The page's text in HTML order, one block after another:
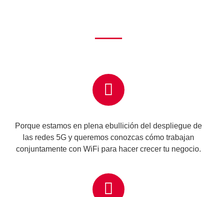
Porque estamos en plena ebullición del despliegue de
las redes 5G y queremos conozcas cómo trabajan
conjuntamente con WiFi para hacer crecer tu negocio.